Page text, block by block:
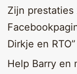
Zijn
Dirkje en RTO”
Help Barry en